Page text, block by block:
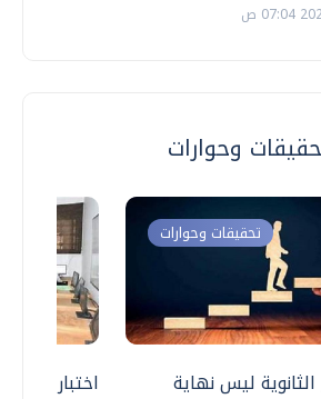
وحوارات
اختبارات
تحقيقات وحوارات
ليس نهاية